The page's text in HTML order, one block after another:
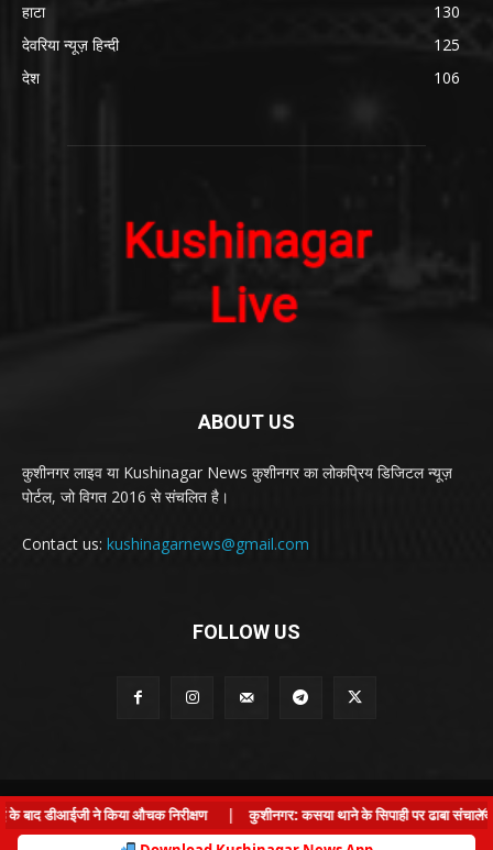
हाटा
130
देवरिया न्यूज़ हिन्दी
125
देश
106
ABOUT US
कुशीनगर लाइव या Kushinagar News कुशीनगर का लोकप्रिय डिजिटल न्यूज़
पोर्टल, जो विगत 2016 से संचलित है।
Contact us: kushinagarnews@gmail.com
FOLLOW US
© Kushinagar Live - 2022 ×
डीआईजी ने किया औचक निरीक्षण |
कुशीनगर: कसया थाने के सिपाही पर ढाबा संचालक से